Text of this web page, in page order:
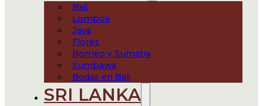
Bali
Lombok
Java
Flores
Borneo y Sumatra
Sumbawa
Bodas en Bali
SRI LANKA